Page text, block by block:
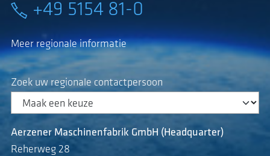
+49 5154 81-0
Meer regionale informatie
Zoek uw regionale contactpersoon
Aerzener Maschinenfabrik GmbH (Headquarter)
Reherweg 28